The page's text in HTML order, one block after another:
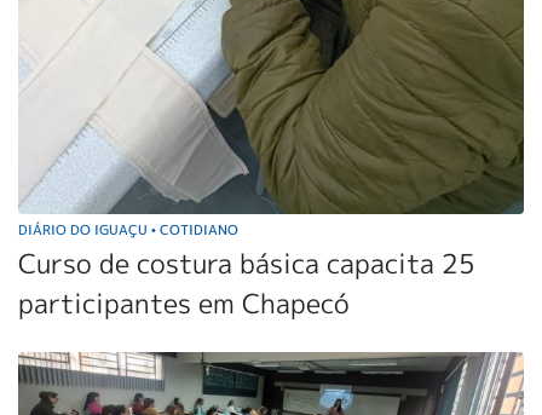
DIÁRIO DO IGUAÇU • COTIDIANO
Curso de costura básica capacita 25
participantes em Chapecó